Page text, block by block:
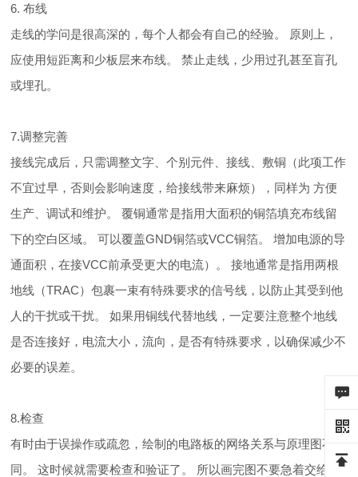
6. 布线
走线的学问是很高深的，每个人都会有自己的经验。 原则上，
应使用短距离和少板层来布线。 禁止走线，少用过孔甚至盲孔
或埋孔。
7.调整完善
接线完成后，只需调整文字、个别元件、接线、敷铜（此项工作
不宜过早，否则会影响速度，给接线带来麻烦），同样为 方便
生产、调试和维护。 覆铜通常是指用大面积的铜箔填充布线留
下的空白区域。 可以覆盖GND铜箔或VCC铜箔。 增加电源的导
通面积，在接VCC前承受更大的电流）。 接地通常是指用两根
地线（TRAC）包裹一束有特殊要求的信号线，以防止其受到他
人的干扰或干扰。 如果用铜线代替地线，一定要注意整个地线
是否连接好，电流大小，流向，是否有特殊要求，以确保减少不
必要的误差。
8.检查
有时由于误操作或疏忽，绘制的电路板的网络关系与原理图不
同。 这时候就需要检查和验证了。 所以画完图不要急着交给制